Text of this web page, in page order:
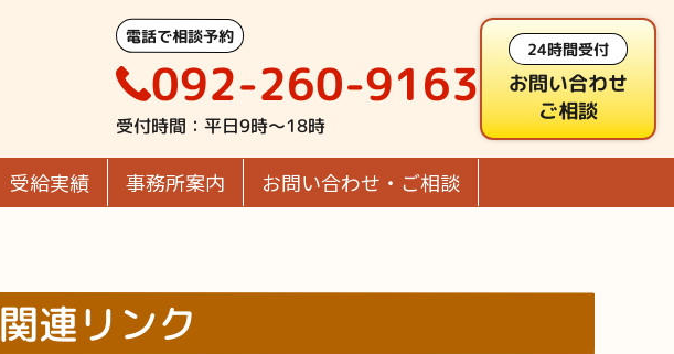
電話で相談予約
092-260-9163
受付時間：平日9時～18時
24時間受付
お問い合わせ
ご相談
受給実績 事務所案内 お問い合わせ・ご相談
関連リンク